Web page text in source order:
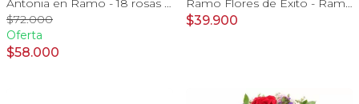
Antonia en Ramo - 18 rosas ecuatorianas rojo e hypericum
$72.000
Oferta
$58.000
Ramo Flores de Éxito - Ramo de flores para graduación con rosas rojas y rosas blancas, peluche de elefante y pizarra
$39.900